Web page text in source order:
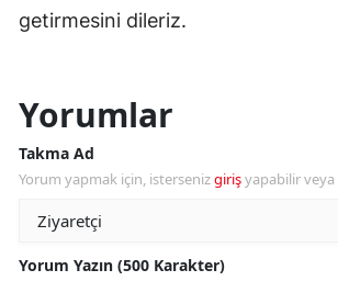
getirmesini dileriz.
Yorumlar
Takma Ad
Yorum yapmak için, istersenizgirişyapabilir veya
Yorum Yazın (500 Karakter)